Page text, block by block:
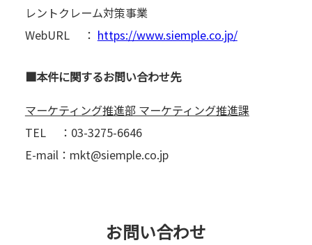
レントクレーム対策事業
WebURL ： https://www.siemple.co.jp/
■本件に関するお問い合わせ先
マーケティング推進部 マーケティング推進課
TEL ：03-3275-6646
E-mail：mkt@siemple.co.jp
お問い合わせ